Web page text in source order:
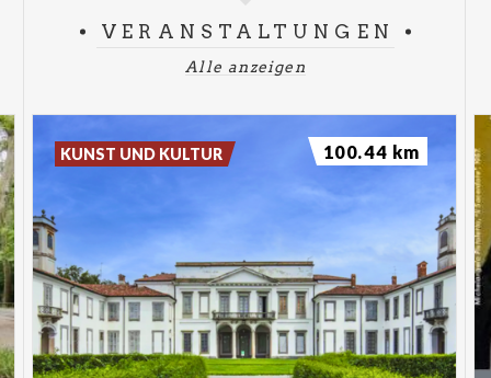
VERANSTALTUNGEN
Alle anzeigen
KUNST UND KULTUR 100.44 km